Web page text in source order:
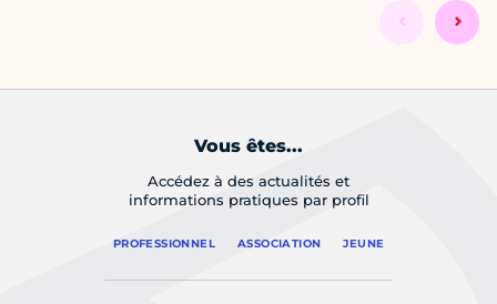
Vous êtes...
Accédez à des actualités et
informations pratiques par profil
PROFESSIONNEL ASSOCIATION JEUNE